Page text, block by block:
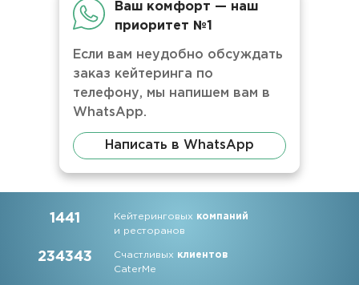
Ваш комфорт — наш
приоритет №1
Если вам неудобно обсуждать
заказ кейтеринга по
телефону, мы напишем вам в
WhatsApp.
Написать в WhatsApp
1441 Кейтеринговых компаний
и ресторанов
234343 Счастливых клиентов
CaterMe